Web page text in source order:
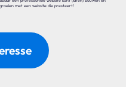
met een website die presteert!